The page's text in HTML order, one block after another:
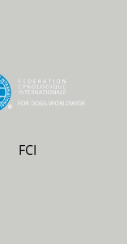
FCI